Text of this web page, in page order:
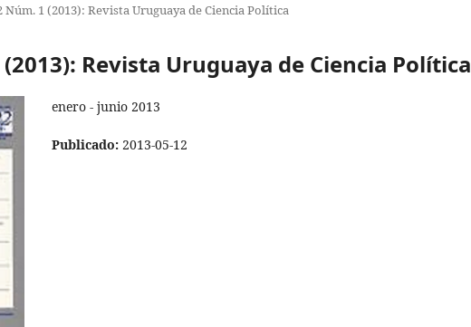
Núm. 1 (2013): Revista Uruguaya de Ciencia Política
Revista Uruguaya de Ciencia Política
enero - junio 2013
Publicado: 2013-05-12